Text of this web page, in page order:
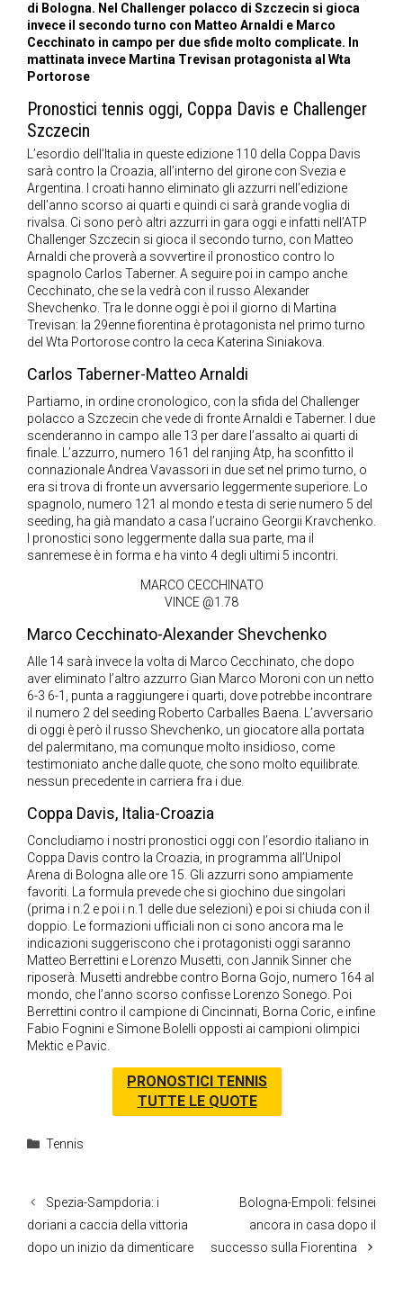
di Bologna. Nel Challenger polacco di Szczecin si gioca
invece il secondo turno con Matteo Arnaldi e Marco
Cecchinato in campo per due sfide molto complicate. In
mattinata invece Martina Trevisan protagonista al Wta
Portorose
Pronostici tennis oggi, Coppa Davis e Challenger
Szczecin
L’esordio dell’Italia in queste edizione 110 della Coppa Davis
sarà contro la Croazia, all’interno del girone con Svezia e
Argentina. I croati hanno eliminato gli azzurri nell’edizione
dell’anno scorso ai quarti e quindi ci sarà grande voglia di
rivalsa. Ci sono però altri azzurri in gara oggi e infatti nell’ATP
Challenger Szczecin si gioca il secondo turno, con Matteo
Arnaldi che proverà a sovvertire il pronostico contro lo
spagnolo Carlos Taberner. A seguire poi in campo anche
Cecchinato, che se la vedrà con il russo Alexander
Shevchenko. Tra le donne oggi è poi il giorno di Martina
Trevisan: la 29enne fiorentina è protagonista nel primo turno
del Wta Portorose contro la ceca Katerina Siniakova.
Carlos Taberner-Matteo Arnaldi
Partiamo, in ordine cronologico, con la sfida del Challenger
polacco a Szczecin che vede di fronte Arnaldi e Taberner. I due
scenderanno in campo alle 13 per dare l’assalto ai quarti di
finale. L’azzurro, numero 161 del ranjing Atp, ha sconfitto il
connazionale Andrea Vavassori in due set nel primo turno, o
era si trova di fronte un avversario leggermente superiore. Lo
spagnolo, numero 121 al mondo e testa di serie numero 5 del
seeding, ha già mandato a casa l’ucraino Georgii Kravchenko.
I pronostici sono leggermente dalla sua parte, ma il
sanremese è in forma e ha vinto 4 degli ultimi 5 incontri.
MARCO CECCHINATO
VINCE @1.78
Marco Cecchinato-Alexander Shevchenko
Alle 14 sarà invece la volta di Marco Cecchinato, che dopo
aver eliminato l’altro azzurro Gian Marco Moroni con un netto
6-3 6-1, punta a raggiungere i quarti, dove potrebbe incontrare
il numero 2 del seeding Roberto Carballes Baena. L’avversario
di oggi è però il russo Shevchenko, un giocatore alla portata
del palermitano, ma comunque molto insidioso, come
testimoniato anche dalle quote, che sono molto equilibrate.
nessun precedente in carriera fra i due.
Coppa Davis, Italia-Croazia
Concludiamo i nostri pronostici oggi con l’esordio italiano in
Coppa Davis contro la Croazia, in programma all’Unipol
Arena di Bologna alle ore 15. Gli azzurri sono ampiamente
favoriti. La formula prevede che si giochino due singolari
(prima i n.2 e poi i n.1 delle due selezioni) e poi si chiuda con il
doppio. Le formazioni ufficiali non ci sono ancora ma le
indicazioni suggeriscono che i protagonisti oggi saranno
Matteo Berrettini e Lorenzo Musetti, con Jannik Sinner che
riposerà. Musetti andrebbe contro Borna Gojo, numero 164 al
mondo, che l’anno scorso confisse Lorenzo Sonego. Poi
Berrettini contro il campione di Cincinnati, Borna Coric, e infine
Fabio Fognini e Simone Bolelli opposti ai campioni olimpici
Mektic e Pavic.
PRONOSTICI TENNIS
TUTTE LE QUOTE
Categorie
Tennis
Spezia-Sampdoria: i
doriani a caccia della vittoria
dopo un inizio da dimenticare
Bologna-Empoli: felsinei
ancora in casa dopo il
successo sulla Fiorentina